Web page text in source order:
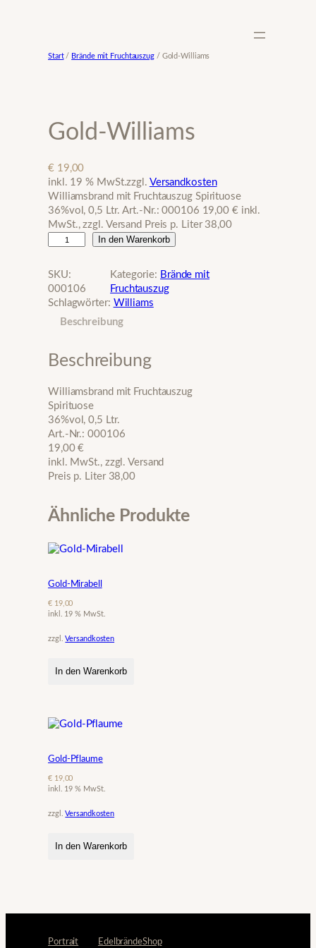
Start/ Brände mit Fruchtauszug/ Gold-Williams
Gold-Williams
€19,00
inkl. 19 % MwSt.zzgl. Versandkosten
Williamsbrand mit Fruchtauszug Spirituose
36%vol, 0,5 Ltr. Art.-Nr.: 000106 19,00 € inkl.
MwSt., zzgl. Versand Preis p. Liter 38,00
d
-
W
l
i
m
s
M
e
n
g
e
In den Warenkorb
SKU:
000106
Kategorie: Brände mit
Fruchtauszug
Schlagwörter: Williams
Beschreibung
Beschreibung
Williamsbrand mit Fruchtauszug
Spirituose
36%vol, 0,5 Ltr.
Art.-Nr.: 000106
19,00 €
inkl. MwSt., zzgl. Versand
Preis p. Liter 38,00
Ähnliche Produkte
Gold-Mirabell
€19,00
inkl. 19 % MwSt.
zzgl.Versandkosten
In den Warenkorb
Gold-Pflaume
€19,00
inkl. 19 % MwSt.
zzgl.Versandkosten
In den Warenkorb
Portrait EdelbrändeShop